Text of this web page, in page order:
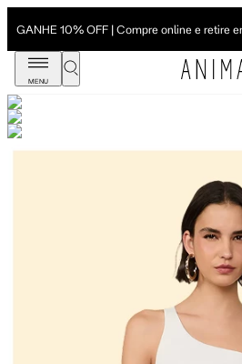
GANHE 10% OFF | Compre online e retire
MENU